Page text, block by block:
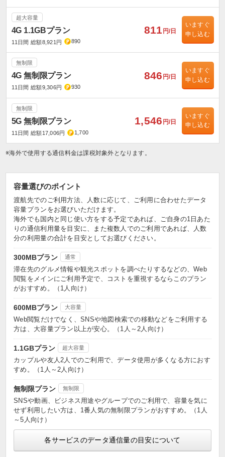
超大容量
4G 1.1GBプラン
11日間 総額8,921円 890
811 円/日
いますぐ
申し込む
無制限
4G 無制限プラン
11日間 総額9,306円 930
846 円/日
いますぐ
申し込む
無制限
5G 無制限プラン
11日間 総額17,006円 1,700
1,546 円/日
いますぐ
申し込む
※海外で使用する通信料金は課税対象外となります。
容量選びのポイント
渡航先でのご利用方法、人数に応じて、ご利用に合わせたデータ
容量プランをお選びいただけます。
海外でも国内と同じ使い方をする予定であれば、ご自身の1日あた
りの通信利用量を目安に、また複数人でのご利用であれば、人数
分の利用量の合計を目安としてお選びください。
300MBプラン 通常
滞在先のグルメ情報や観光スポットを調べたりするなどの、Web
閲覧をメインにご利用予定で、コストを重視するならこのプラン
がおすすめ。（1人向け）
600MBプラン 大容量
Web閲覧だけでなく、SNSや地図検索での移動などをご利用する
方は、大容量プラン以上が安心。（1人～2人向け）
1.1GBプラン 超大容量
カップルや友人2人でのご利用で、データ使用が多くなる方におす
すめ。（1人～2人向け）
無制限プラン 無制限
SNSや動画、ビジネス用途やグループでのご利用で、容量を気に
せず利用したい方は、1番人気の無制限プランがおすすめ。（1人
～5人向け）
各サービスのデータ通信量の目安について